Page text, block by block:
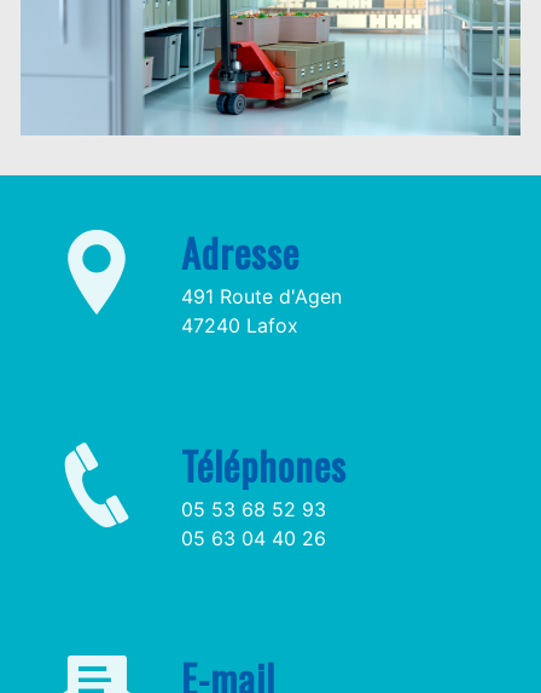
Adresse
491 Route d'Agen
47240 Lafox
Téléphones
05 53 68 52 93
05 63 04 40 26
E-mail